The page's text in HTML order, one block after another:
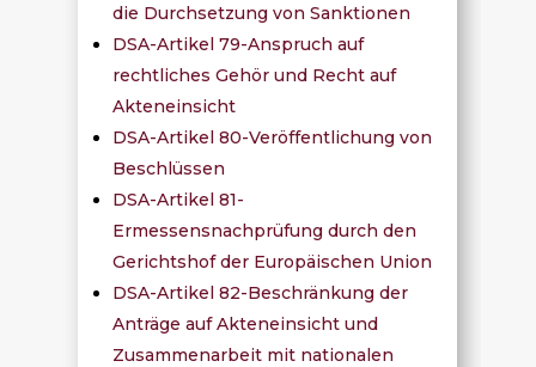
die Durchsetzung von Sanktionen
DSA-Artikel 79-Anspruch auf
rechtliches Gehör und Recht auf
Akteneinsicht
DSA-Artikel 80-Veröffentlichung von
Beschlüssen
DSA-Artikel 81-
Ermessensnachprüfung durch den
Gerichtshof der Europäischen Union
DSA-Artikel 82-Beschränkung der
Anträge auf Akteneinsicht und
Zusammenarbeit mit nationalen